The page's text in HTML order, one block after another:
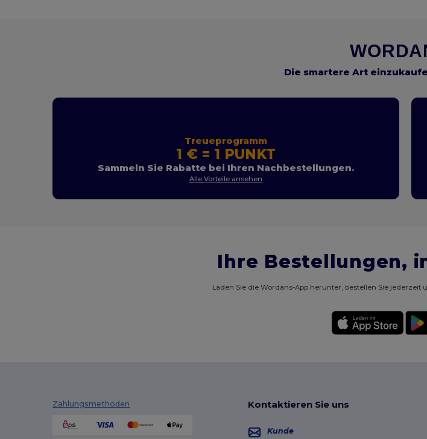
Die smartere Art
Treueprogramm
1 € = 1 PUNKT
Sammeln Sie Rabatte bei Ihren Nachbestellungen.
Alle Vorteile ansehen
Ihre Bestellungen,
Laden Sie die Wordans-App herunter, bestellen Sie
Zahlungsmethoden Kontaktieren Sie uns
Kunde